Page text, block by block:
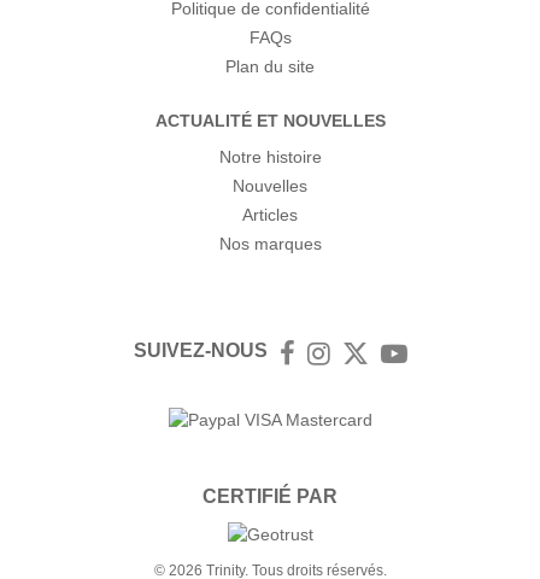
Politique de confidentialité
FAQs
Plan du site
ACTUALITÉ ET NOUVELLES
Notre histoire
Nouvelles
Articles
Nos marques
SUIVEZ-NOUS FacebookInstagram
TwitterYouTube
CERTIFIÉ PAR
© 2026 Trinity. Tous droits réservés.